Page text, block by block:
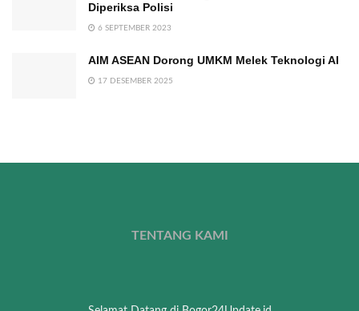
Diperiksa Polisi
6 SEPTEMBER 2023
AIM ASEAN Dorong UMKM Melek Teknologi AI
17 DESEMBER 2025
TENTANG KAMI